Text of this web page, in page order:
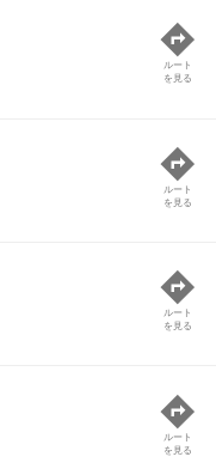
ルート
を見る
ルート
を見る
ルート
を見る
ルート
を見る